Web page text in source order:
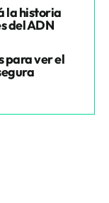
la historia
del ADN
para ver el